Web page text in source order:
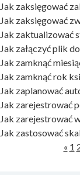
Jak zaksięgować
Jak zaksięgować
Jak zaktualizować
Jak załączyć plik
Jak zamknąć
Jak zamknąć rok
Jak zaplanować
Jak zarejestrować
Jak zarejestrować
Jak zastosować
« 1